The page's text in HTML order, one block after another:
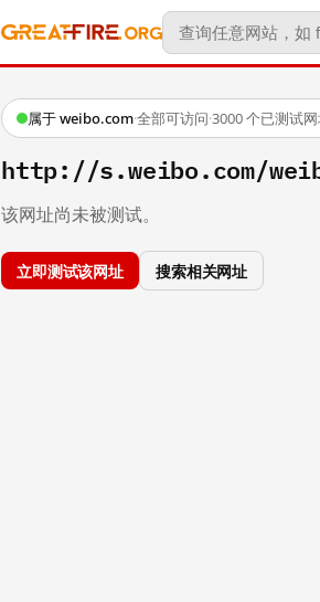
属于 weibo.com·全部可访问·3000 个已测试
http://s.weibo.com/
该网址尚未被测试。
立即测试该网址 搜索相关网址